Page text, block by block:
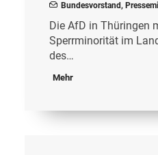
Bundesvorstand,
Die AfD in Thüringen
Sperrminorität im
des…
Mehr